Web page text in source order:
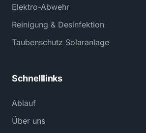
Elektro-Abwehr
Reinigung & Desinfektion
Taubenschutz Solaranlage
Schnelllinks
Ablauf
Über uns